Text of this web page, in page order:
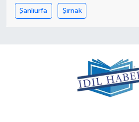
Şanlıurfa Şırnak